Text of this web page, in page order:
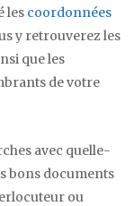
les coordonnées
y retrouverez les
que les
de votre
avec quelle-
bons documents
ou